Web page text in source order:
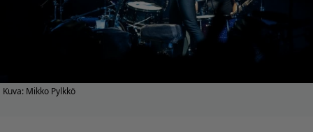
Kuva: Mikko Pylkkö